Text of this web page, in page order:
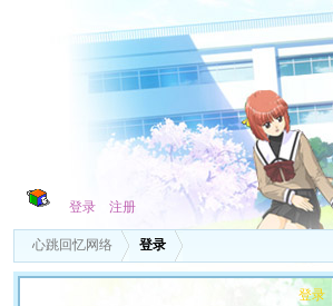
登录 注册
心跳回忆网络 登录
登录